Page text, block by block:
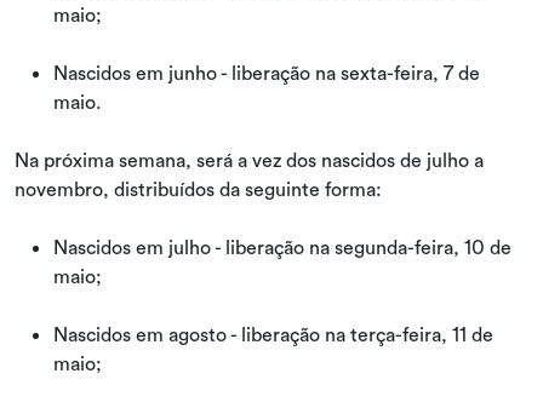
maio;
Nascidos em junho - liberação na sexta-feira, 7 de
maio.
Na próxima semana, será a vez dos nascidos de julho a
novembro, distribuídos da seguinte forma:
Nascidos em julho - liberação na segunda-feira, 10 de
maio;
Nascidos em agosto - liberação na terça-feira, 11 de
maio;